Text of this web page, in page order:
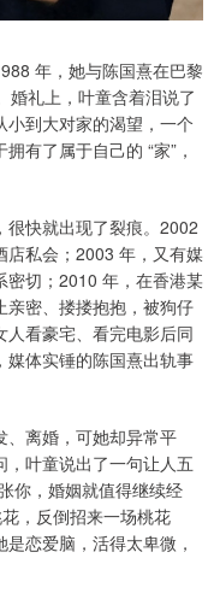
年，她与陈国熹在巴黎
婚礼上，叶童含着泪说了
小到大对家的渴望，一个
有了属于自己的 “家”，
快就出现了裂痕。2002
店私会；2003 年，又有媒
密切；2010 年，在香港某
亲密、搂搂抱抱，被狗仔
看豪宅、看完电影后同
媒体实锤的陈国熹出轨事
、离婚，可她却异常平
叶童说出了一句让人五
你，婚姻就值得继续经
，反倒招来一场桃花
恋爱脑，活得太卑微，